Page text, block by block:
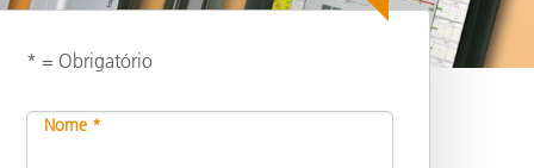
Compartilhar
* = Obrigatório
Nome *